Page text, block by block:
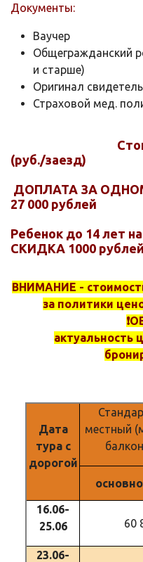
Документы:
Ваучер
Общегражданский
и старше)
Оригинал
Страховой мед.
(руб./заезд)
ДОПЛАТА ЗА
27 000 рублей
Ребенок до 14 лет
СКИДКА 1000 рублей
ВНИМАНИЕ -
за политики
актуальность
Дата
тура с
дорогой
местный
16.06-
25.06
60
23.06-